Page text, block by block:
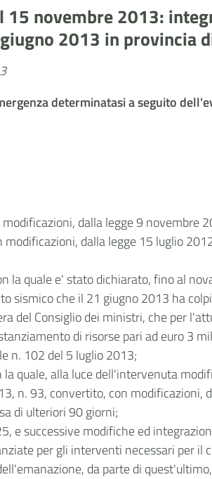
novembre 2013:
2013 in provincia
determinatasi a seguito
dalla legge 9 novembre
dalla legge 15 luglio
la quale e' stato dichiarato, fino al
sismico che il 21 giugno 2013 ha
del Consiglio dei ministri, che per
di risorse pari ad euro 3
n. 102 del 5 luglio 2013;
quale, alla luce dell'intervenuta
n. 93, convertito, con modificazioni,
di ulteriori 90 giorni;
e successive modifiche ed
per gli interventi necessari per
da parte di